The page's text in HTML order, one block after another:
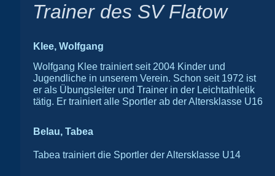
Trainer des SV Flatow
Klee, Wolfgang
Wolfgang Klee trainiert seit 2004 Kinder und
Jugendliche in unserem Verein. Schon seit 1972 ist
er als Übungsleiter und Trainer in der Leichtathletik
tätig. Er trainiert alle Sportler ab der Altersklasse U16
Belau, Tabea
Tabea trainiert die Sportler der Altersklasse U14